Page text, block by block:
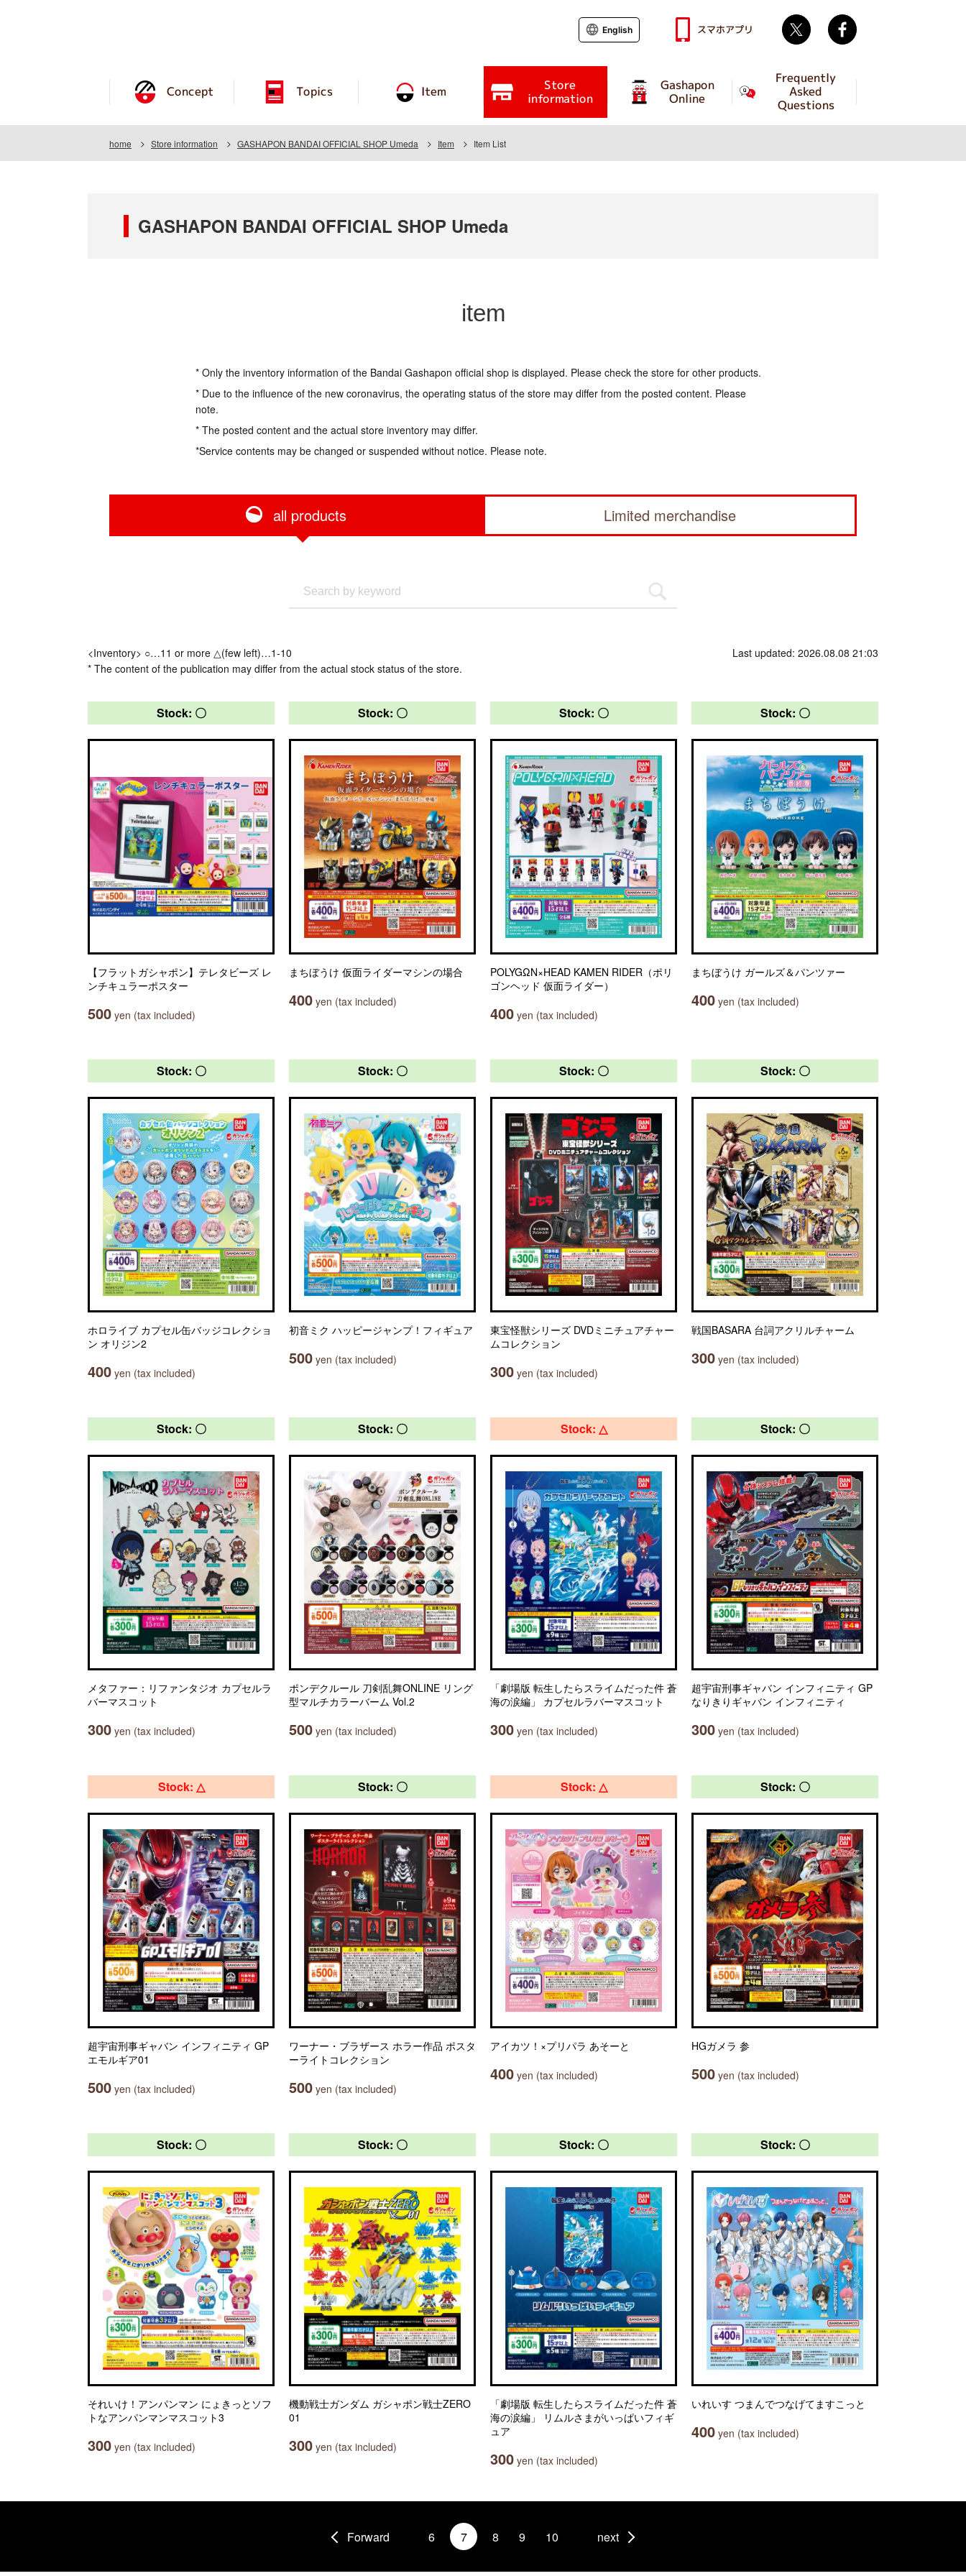
Concept Topics Item Store
information
Gashapon
Online
Frequently
Asked
Questions
English スマホアプリ Twitter
home Store information GASHAPON BANDAI OFFICIAL SHOP Umeda Item Item List
GASHAPON BANDAI OFFICIAL SHOP Umeda
item
* Only the inventory information of the Bandai Gashapon official shop is displayed. Please check the store for other products.
* Due to the influence of the new coronavirus, the operating status of the store may differ from the posted content. Please
note.
* The posted content and the actual store inventory may differ.
*Service contents may be changed or suspended without notice. Please note.
all products Limited merchandise
<Inventory> ○…11 or more △(few left)…1-10
* The content of the publication may differ from the actual stock status of the store.
Last updated: 2026.08.08 21:03
Stock: 〇
【フラットガシャポン】テレタビーズ レ
ンチキュラーポスター
500 yen (tax included)
Stock: 〇
まちぼうけ 仮面ライダーマシンの場合
400 yen (tax included)
Stock: 〇
POLYGΩN×HEAD KAMEN RIDER（ポリ
ゴンヘッド 仮面ライダー）
400 yen (tax included)
Stock: 〇
まちぼうけ ガールズ＆パンツァー
400 yen (tax included)
Stock: 〇
ホロライブ カプセル缶バッジコレクショ
ン オリジン2
400 yen (tax included)
Stock: 〇
初音ミク ハッピージャンプ！フィギュア
500 yen (tax included)
Stock: 〇
東宝怪獣シリーズ DVDミニチュアチャー
ムコレクション
300 yen (tax included)
Stock: 〇
戦国BASARA 台詞アクリルチャーム
300 yen (tax included)
Stock: 〇
メタファー：リファンタジオ カプセルラ
バーマスコット
300 yen (tax included)
Stock: 〇
ポンデクルール 刀剣乱舞ONLINE リング
型マルチカラーバーム Vol.2
500 yen (tax included)
Stock: △
「劇場版 転生したらスライムだった件 蒼
海の涙編」 カプセルラバーマスコット
300 yen (tax included)
Stock: 〇
超宇宙刑事ギャバン インフィニティ GP
なりきりギャバン インフィニティ
300 yen (tax included)
Stock: △
超宇宙刑事ギャバン インフィニティ GP
エモルギア01
500 yen (tax included)
Stock: 〇
ワーナー・ブラザース ホラー作品 ポスタ
ーライトコレクション
500 yen (tax included)
Stock: △
アイカツ！×プリパラ あそーと
400 yen (tax included)
Stock: 〇
HGガメラ 参
500 yen (tax included)
Stock: 〇
それいけ！アンパンマン にょきっとソフ
トなアンパンマンマスコット3
300 yen (tax included)
Stock: 〇
機動戦士ガンダム ガシャポン戦士ZERO
01
300 yen (tax included)
Stock: 〇
「劇場版 転生したらスライムだった件 蒼
海の涙編」 リムルさまがいっぱいフィギ
ュア
300 yen (tax included)
Stock: 〇
いれいす つまんでつなげてますこっと
400 yen (tax included)
Forward 6 7 8 9 10 next